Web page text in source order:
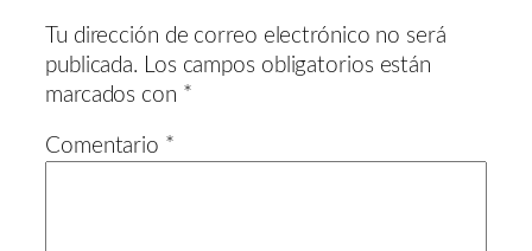
Tu dirección de correo electrónico no será
publicada.
Los campos obligatorios están
marcados con *
Comentario *